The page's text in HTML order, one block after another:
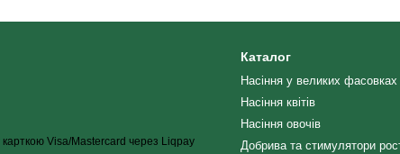
Каталог
Насіння у великих фасовках
Насіння квітів
Насіння овочів
Добрива та стимулятори